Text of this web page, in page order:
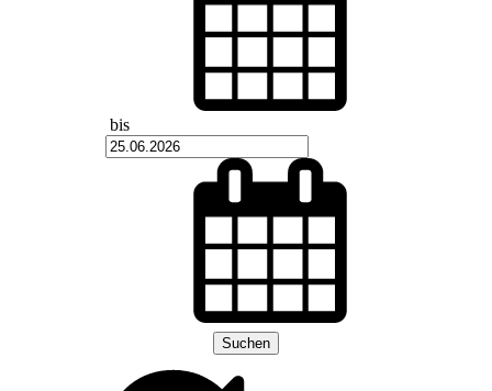
bis
Suchen